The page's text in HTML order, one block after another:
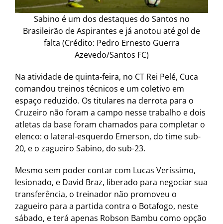
Sabino é um dos destaques do Santos no
Brasileirão de Aspirantes e já anotou até gol de
falta (Crédito: Pedro Ernesto Guerra
Azevedo/Santos FC)
Na atividade de quinta-feira, no CT Rei Pelé, Cuca
comandou treinos técnicos e um coletivo em
espaço reduzido. Os titulares na derrota para o
Cruzeiro não foram a campo nesse trabalho e dois
atletas da base foram chamados para completar o
elenco: o lateral-esquerdo Emerson, do time sub-
20, e o zagueiro Sabino, do sub-23.
Mesmo sem poder contar com Lucas Veríssimo,
lesionado, e David Braz, liberado para negociar sua
transferência, o treinador não promoveu o
zagueiro para a partida contra o Botafogo, neste
sábado, e terá apenas Robson Bambu como opção